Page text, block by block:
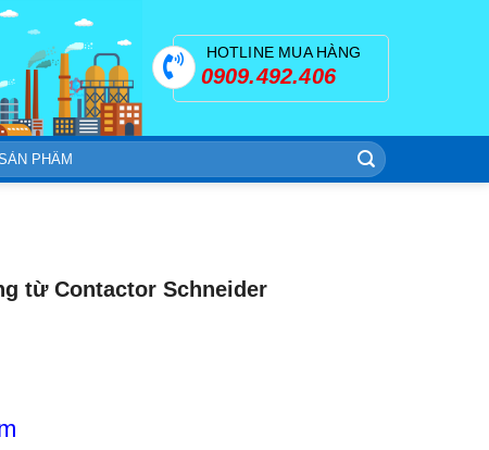
HOTLINE MUA HÀNG
0909.492.406
từ Contactor Schneider